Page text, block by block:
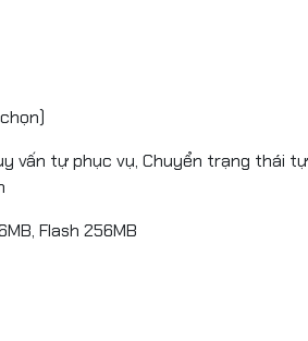
vấn tự phục vụ, Chuyển trạng thái
Flash 256MB
📦 Ứng dụng:
✔ Quản lý nhân viên tại văn